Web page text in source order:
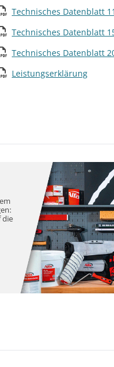
Technisches Datenblatt
Technisches Datenblatt
Technisches Datenblatt
Leistungserklärung
die